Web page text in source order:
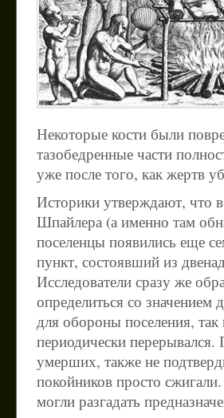
Некоторые кости были
тазобедренные части
уже после того, как жертв
Историки утверждают, что
Шпайлера (а именно там
поселенцы появились еще
пункт, состоявший из
Исследователи сразу же
определиться со
для обороны поселения,
периодически
умерших, также не
покойников просто
могли разгадать